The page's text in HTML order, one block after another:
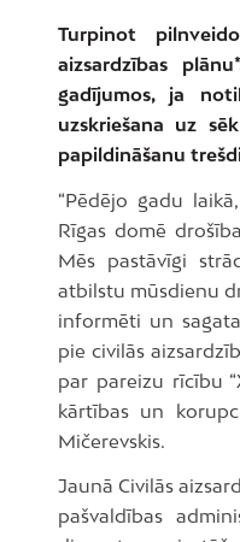
Turpinot
aizsardzības
gadījumos, ja
uzskriešana uz
papildināšanu
“Pēdējo gadu
Rīgas domē
Mēs pastāvīgi
atbilstu mūsdienu
informēti un
pie civilās
par pareizu rīcību
kārtības un
Mičerevskis.
Jaunā Civilās
pašvaldības